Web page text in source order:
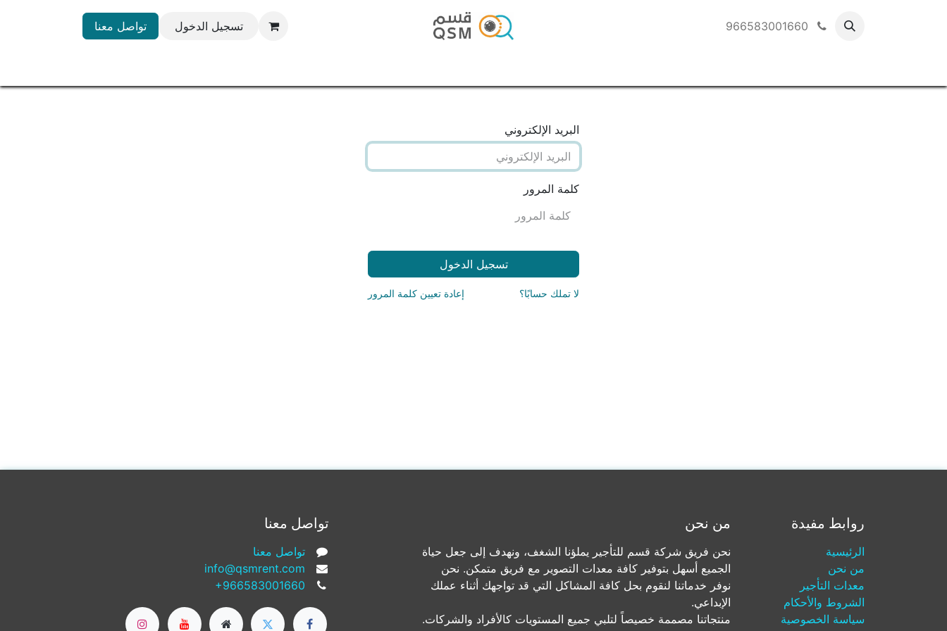
تسجيل الدخول تواصل معنا
البريد الإلكتروني
كلمة المرور
تسجيل الدخول
لا تملك حسابًا؟ إعادة تعيين كلمة المرور
روابط مفيدة
الرئيسية
من نحن
معدات التأجير
الشروط والأحكام
سياسة الخصوصية
من نحن
نحن فريق شركة قسم للتأجير يملؤنا الشغف، ونهدف إلى جعل حياة
الجميع أسهل بتوفير كافة معدات التصوير مع فريق متمكن. نحن
نوفر خدماتنا لنقوم بحل كافة المشاكل التي قد تواجهك أثناء عملك
الإبداعي.
منتجاتنا مصممة خصيصاً لتلبي جميع المستويات كالأفراد والشركات.
تواصل معنا
تواصل معنا
info@qsmrent.com
+966583001660